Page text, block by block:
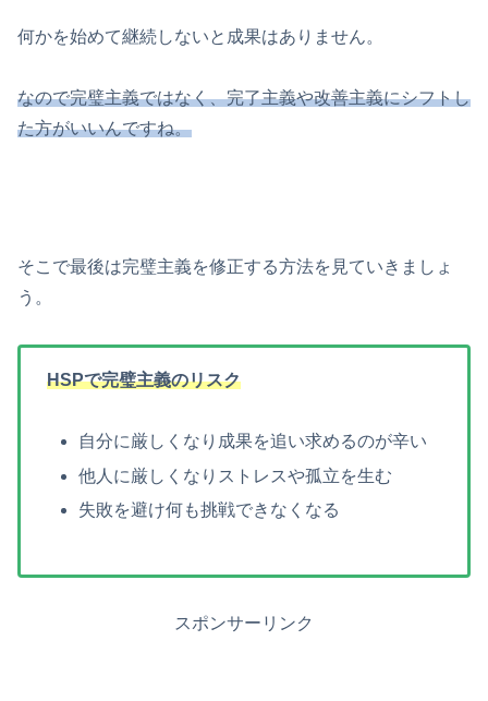
何かを始めて継続しないと成果はありません。
なので完璧主義ではなく、完了主義や改善主義にシフトし
た方がいいんですね。
そこで最後は完璧主義を修正する方法を見ていきましょ
う。
HSPで完璧主義のリスク
自分に厳しくなり成果を追い求めるのが辛い
他人に厳しくなりストレスや孤立を生む
失敗を避け何も挑戦できなくなる
スポンサーリンク